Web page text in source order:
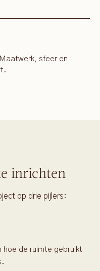
sfeer en
inrichten
op drie pijlers:
hoe de ruimte gebruikt